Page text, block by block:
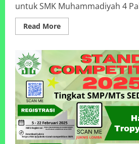
untuk SMK Muhammadiyah 4
Read MoreRead
more
Internasional
Honda
Cabang
Palembang
menjadi
Mitra
DUDI
SMK
Muhammadiyah
4
Palembang